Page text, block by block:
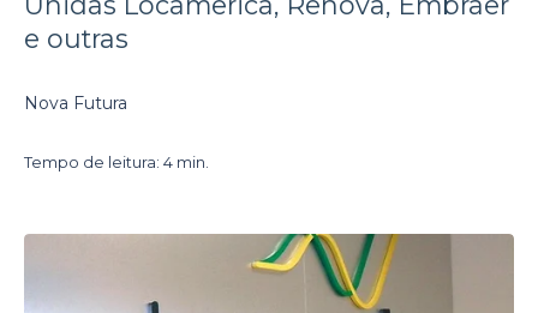
e outras
Nova Futura
Tempo de leitura: 4 min.